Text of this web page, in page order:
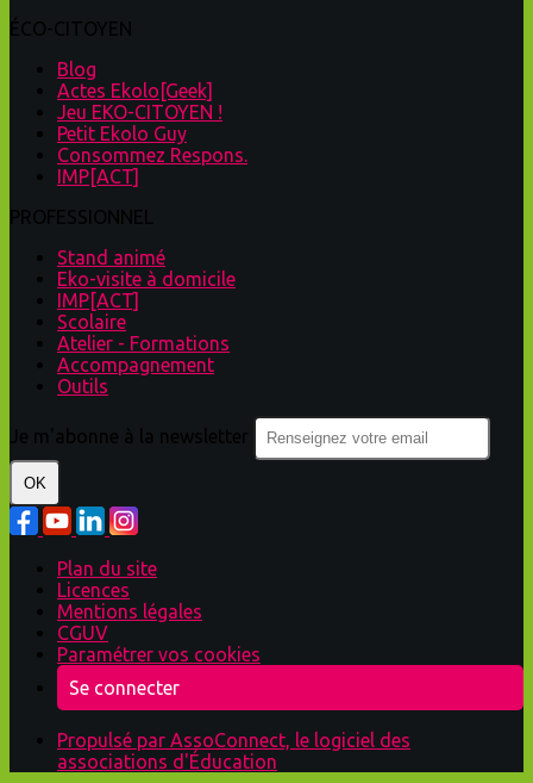
Blog
Actes Ekolo[Geek]
Jeu EKO-CITOYEN !
Petit Ekolo Guy
Consommez Respons.
IMP[ACT]
Stand animé
Eko-visite à domicile
IMP[ACT]
Scolaire
Atelier - Formations
Accompagnement
Outils
OK
Plan du site
Licences
Mentions légales
CGUV
Paramétrer vos cookies
Se connecter
Propulsé par AssoConnect, le logiciel des
associations d'Éducation